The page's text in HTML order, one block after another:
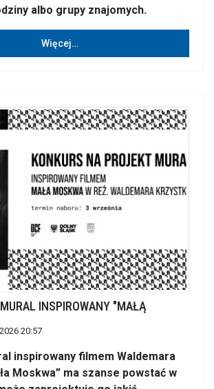
albo grupy znajomych.
Więcej…
INSPIROWANY "MAŁĄ
20:57
inspirowany filmem Waldemara
Moskwa” ma szanse powstać w